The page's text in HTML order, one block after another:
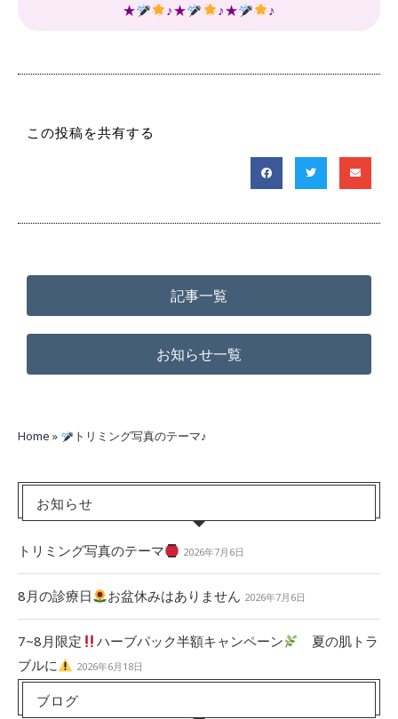
★
♪★ ♪★ ♪
この投稿を共有する
記事一覧
お知らせ一覧
Home » トリミング写真のテーマ♪
お知らせ
トリミング写真のテーマ 2026年7月6日
8月の診療日 お盆休みはありません 2026年7月6日
7~8月限定 ハーブパック半額キャンペーン
夏の肌トラ
ブルに
2026年6月18日
ブログ